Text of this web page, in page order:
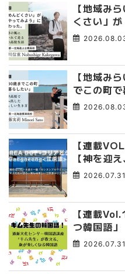
【地域み
くさい」
た。 十勝
【地域み
でこの町
み出した、
【連載
【神を迎
午祭 】
2026.07.31
【連載
つ韓国語
4】2026.07.31